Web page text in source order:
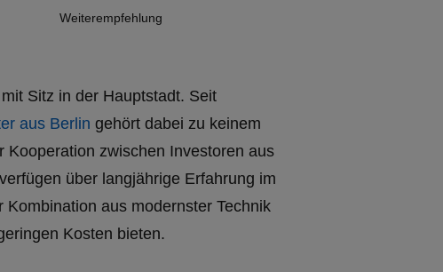
Weiterempfehlung
Sitz in der Hauptstadt. Seit
aus Berlin gehört dabei zu keinem
zwischen Investoren aus
über langjährige Erfahrung im
aus modernster Technik
Kosten bieten.